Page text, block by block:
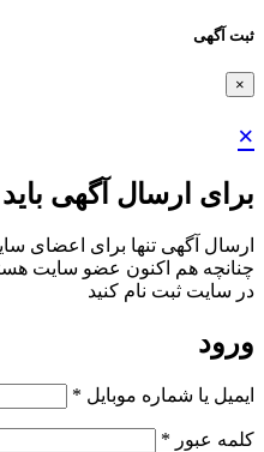
ثبت آگهی
×
×
برای ارسال آگهی
ارسال آگهی تنها برای اعضای
چنانچه هم‌ اکنون عضو سایت
در سایت ثبت نام کنید
ورود
ایمیل یا شماره موبایل *
کلمه عبور *